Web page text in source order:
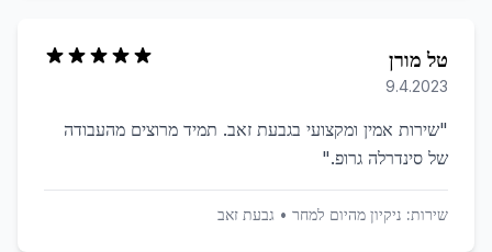
טל מורן
9.4.2023
"שירות אמין ומקצועי בגבעת זאב. תמיד מרוצים מהעבודה
של סינדרלה גרופ."
שירות: ניקיון מהיום למחר • גבעת זאב